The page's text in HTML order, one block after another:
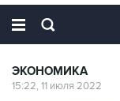
ЭКОНОМИКА
15:22, 11 июля 2022